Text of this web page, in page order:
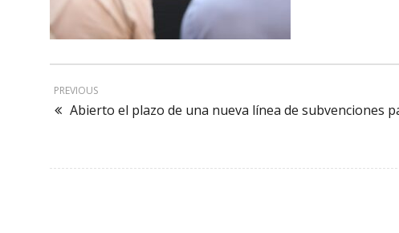
PREVIOUS
Abierto el plazo de una nueva línea de subvenciones